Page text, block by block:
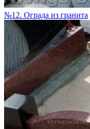
№12. Ограда из гранита